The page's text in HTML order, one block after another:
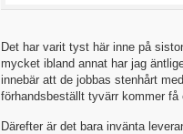
Det har varit tyst här inne på
mycket ibland annat har jag
innebär att de jobbas stenhårt
förhandsbeställt tyvärr kommer få
Därefter är det bara invänta